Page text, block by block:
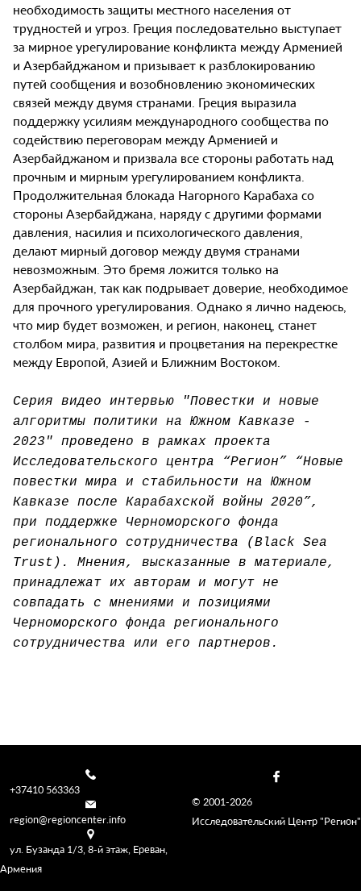
необходимость защиты местного населения от
трудностей и угроз. Греция последовательно выступает
за мирное урегулирование конфликта между Арменией
и Азербайджаном и призывает к разблокированию
путей сообщения и возобновлению экономических
связей между двумя странами. Греция выразила
поддержку усилиям международного сообщества по
содействию переговорам между Арменией и
Азербайджаном и призвала все стороны работать над
прочным и мирным урегулированием конфликта.
Продолжительная блокада Нагорного Карабаха со
стороны Азербайджана, наряду с другими формами
давления, насилия и психологического давления,
делают мирный договор между двумя странами
невозможным. Это бремя ложится только на
Азербайджан, так как подрывает доверие, необходимое
для прочного урегулирования. Однако я лично надеюсь,
что мир будет возможен, и регион, наконец, станет
столбом мира, развития и процветания на перекрестке
между Европой, Азией и Ближним Востоком.
Серия видео интервью "Повестки и новые
алгоритмы политики на Южном Кавказе -
2023" проведено в рамках проекта
Исследовательского центра “Регион” “Новые
повестки мира и стабильности на Южном
Кавказе после Карабахской войны 2020”,
при поддержке Черноморского фонда
регионального сотрудничества (Black Sea
Trust). Мнения, высказанные в материале,
принадлежат их авторам и могут не
совпадать с мнениями и позициями
Черноморского фонда регионального
сотрудничества или его партнеров.
© 2001-2026
Исследовательский Центр "Регион"
+37410 563363
region@regioncenter.info
ул. Бузанда 1/3, 8-й этаж, Ереван,
Армения